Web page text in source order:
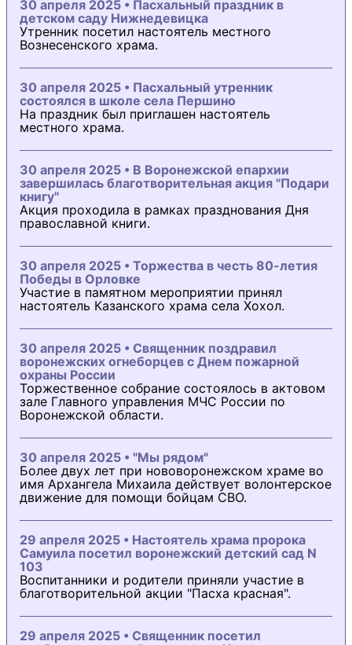
30 апреля 2025 • Пасхальный праздник в
детском саду Нижнедевицка
Утренник посетил настоятель местного
Вознесенского храма.
30 апреля 2025 • Пасхальный утренник
состоялся в школе села Першино
На праздник был приглашен настоятель
местного храма.
30 апреля 2025 • В Воронежской епархии
завершилась благотворительная акция "Подари
книгу"
Акция проходила в рамках празднования Дня
православной книги.
30 апреля 2025 • Торжества в честь 80-летия
Победы в Орловке
Участие в памятном мероприятии принял
настоятель Казанского храма села Хохол.
30 апреля 2025 • Священник поздравил
воронежских огнеборцев с Днем пожарной
охраны России
Торжественное собрание состоялось в актовом
зале Главного управления МЧС России по
Воронежской области.
30 апреля 2025 • "Мы рядом"
Более двух лет при нововоронежском храме во
имя Архангела Михаила действует волонтерское
движение для помощи бойцам СВО.
29 апреля 2025 • Настоятель храма пророка
Самуила посетил воронежский детский сад N
103
Воспитанники и родители приняли участие в
благотворительной акции "Пасха красная".
29 апреля 2025 • Священник посетил